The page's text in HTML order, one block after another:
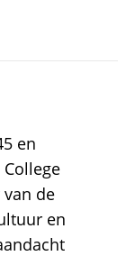
en
de
en